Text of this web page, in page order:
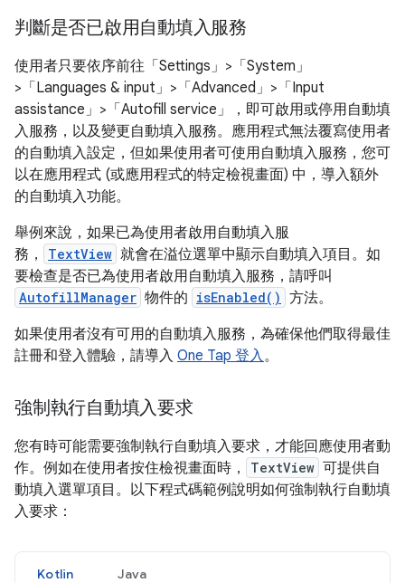
判斷是否已啟用自動填入服務
使用者只要依序前往「Settings」 >「System」
>「Languages & input」 >「Advanced」 >「Input
assistance」 >「Autofill service」
，即可啟用或停用自動填
入服務，以及變更自動填入服務。應用程式無法覆寫使用者
的自動填入設定，但如果使用者可使用自動填入服務，您可
以在應用程式 (或應用程式的特定檢視畫面) 中，導入額外
的自動填入功能。
舉例來說，如果已為使用者啟用自動填入服
務，
TextView 就會在溢位選單中顯示自動填入項目。如
要檢查是否已為使用者啟用自動填入服務，請呼叫
AutofillManager 物件的 isEnabled() 方法。
如果使用者沒有可用的自動填入服務，為確保他們取得最佳
註冊和登入體驗，請導入 One Tap 登入。
強制執行自動填入要求
您有時可能需要強制執行自動填入要求，才能回應使用者動
作。例如在使用者按住檢視畫面時，
TextView 可提供自
動填入選單項目。以下程式碼範例說明如何強制執行自動填
入要求：
Kotlin Java